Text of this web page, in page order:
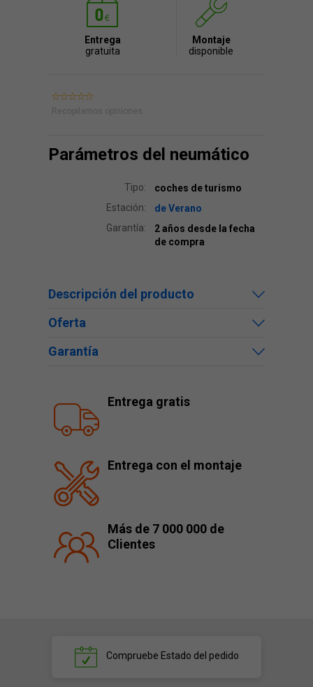
Entrega
gratuita
Montaje
disponible
Recopilamos opiniones.
Parámetros del neumático
Tipo:
coches de turismo
Estación:
de Verano
Garantía:
2 años desde la fecha
de compra
Descripción del producto
Oferta
Garantía
Entrega gratis
Entrega con el montaje
Más de 7 000 000 de
Clientes
Compruebe Estado del pedido